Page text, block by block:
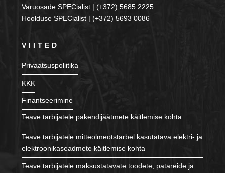
Varuosade SPECialist | (+372) 5685 2225
Hoolduse SPECialist | (+372) 5693 0086
VIITED
Privaatsuspoliitika
KKK
Finantseerimine
Teave tarbijatele pakendijäätmete käitlemise kohta
Teave tarbijatele mitteolmeotstarbel kasutatava elektri- ja
elektroonikaseadmete käitlemise kohta
Teave tarbijatele maksustatavate toodete, patareide ja